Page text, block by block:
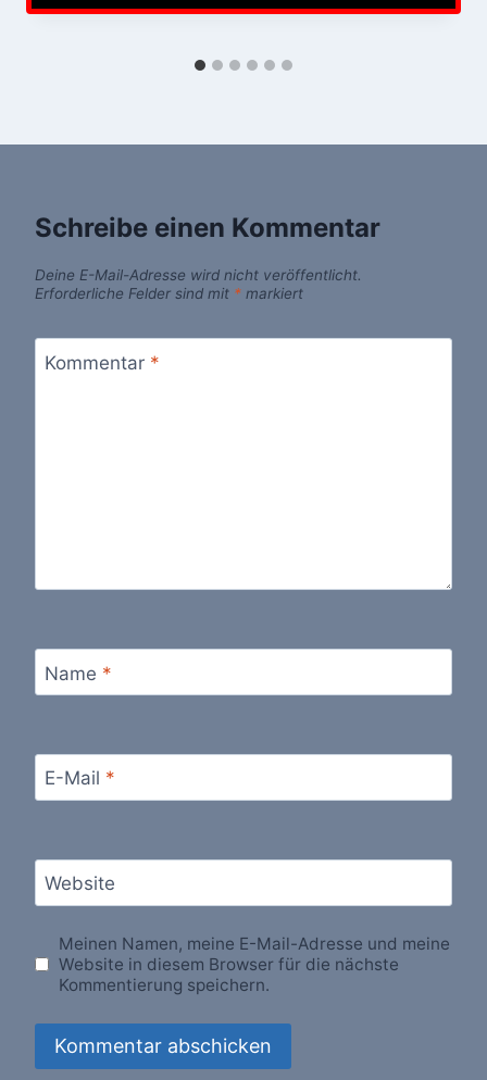
Schreibe einen Kommentar
Deine E-Mail-Adresse wird nicht veröffentlicht.
Erforderliche Felder sind mit * markiert
Kommentar *
Name *
E-Mail *
Website
Meinen Namen, meine E-Mail-Adresse und meine
Website in diesem Browser für die nächste
Kommentierung speichern.